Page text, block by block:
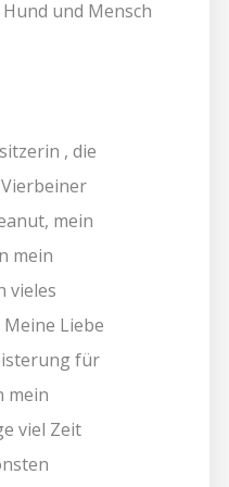
, die
mein
mein
vieles
Liebe
für
mein
viel Zeit